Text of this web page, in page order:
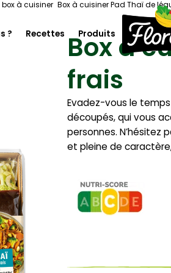
?
professionnels
Recettes Produits
Les salades
Les crudités,
toppings
L’apéritif
Les légumes à
cuisiner
Les soupes et
box à cuisiner Box à cuisiner Pad Thaï de
Box à
frais
Evadez-vous le
découpés, qui vous
personnes. N’hésitez
et pleine de